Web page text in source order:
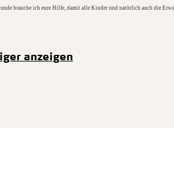
brauche ich eure Hilfe, damit alle Kinder und natürlich auch die
anzeigen